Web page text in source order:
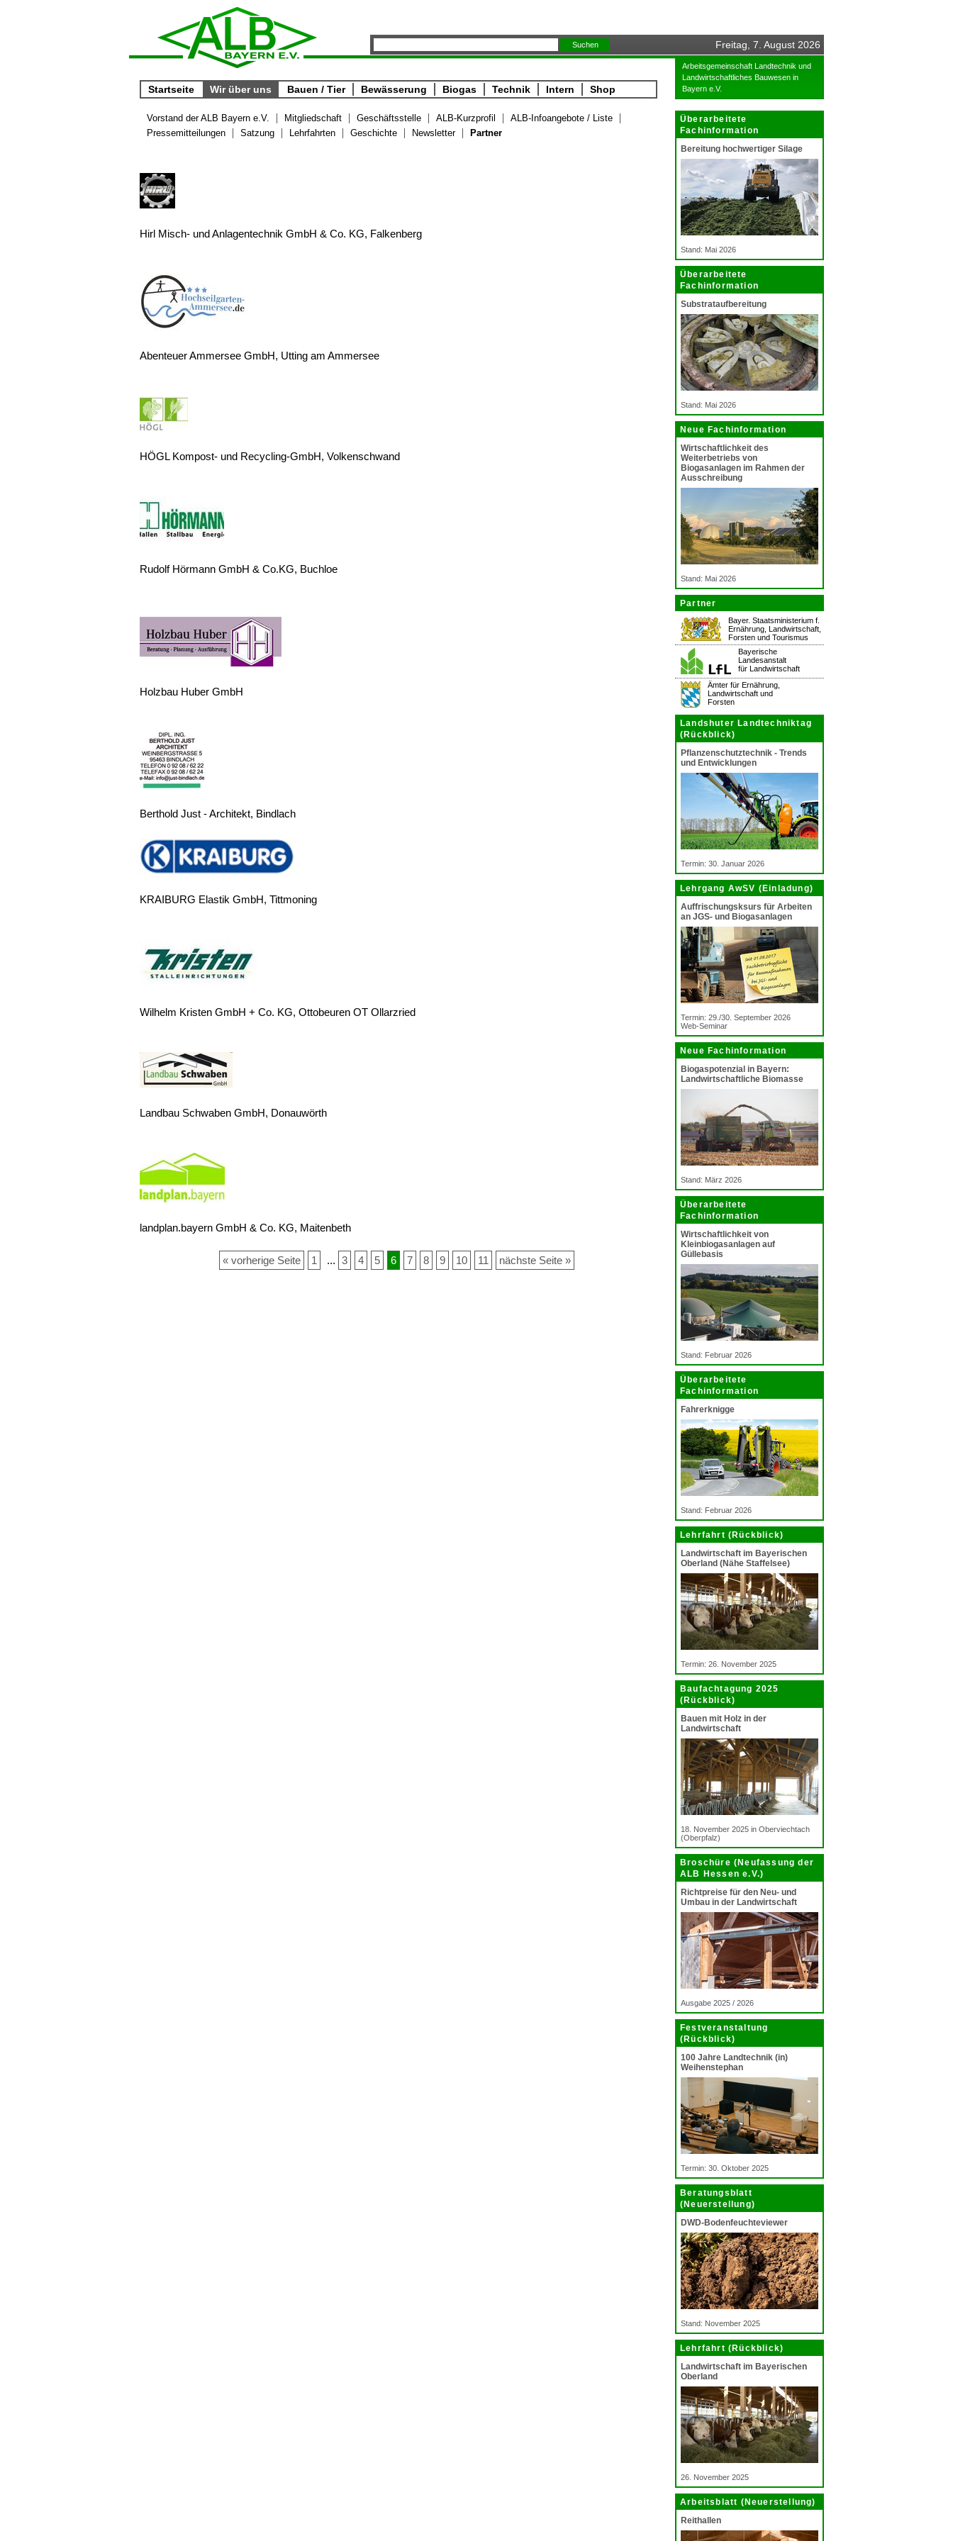
Freitag, 7. August 2026
Startseite Wir über uns Bauen / Tier Bewässerung Biogas Technik Intern Shop
Arbeitsgemeinschaft Landtechnik und
Landwirtschaftliches Bauwesen in
Bayern e.V.
Überarbeitete
Fachinformation
Bereitung hochwertiger Silage
Stand: Mai 2026
Überarbeitete
Fachinformation
Substrataufbereitung
Stand: Mai 2026
Neue Fachinformation
Wirtschaftlichkeit des
Weiterbetriebs von
Biogasanlagen im Rahmen der
Ausschreibung
Stand: Mai 2026
Partner
Bayer. Staatsministerium f.
Ernährung, Landwirtschaft,
Forsten und Tourismus
Bayerische
Landesanstalt
für Landwirtschaft
Ämter für Ernährung,
Landwirtschaft und
Forsten
Landshuter Landtechniktag
(Rückblick)
Pflanzenschutztechnik - Trends
und Entwicklungen
Termin: 30. Januar 2026
Lehrgang AwSV (Einladung)
Auffrischungsksurs für Arbeiten
an JGS- und Biogasanlagen
Termin: 29./30. September 2026
Web-Seminar
Neue Fachinformation
Biogaspotenzial in Bayern:
Landwirtschaftliche Biomasse
Stand: März 2026
Überarbeitete
Fachinformation
Wirtschaftlichkeit von
Kleinbiogasanlagen auf
Güllebasis
Stand: Februar 2026
Überarbeitete
Fachinformation
Fahrerknigge
Stand: Februar 2026
Lehrfahrt (Rückblick)
Landwirtschaft im Bayerischen
Oberland (Nähe Staffelsee)
Termin: 26. November 2025
Baufachtagung 2025
(Rückblick)
Bauen mit Holz in der
Landwirtschaft
18. November 2025 in Oberviechtach
(Oberpfalz)
Broschüre (Neufassung der
ALB Hessen e.V.)
Richtpreise für den Neu- und
Umbau in der Landwirtschaft
Ausgabe 2025 / 2026
Festveranstaltung
(Rückblick)
100 Jahre Landtechnik (in)
Weihenstephan
Termin: 30. Oktober 2025
Beratungsblatt
(Neuerstellung)
DWD-Bodenfeuchteviewer
Stand: November 2025
Lehrfahrt (Rückblick)
Landwirtschaft im Bayerischen
Oberland
26. November 2025
Arbeitsblatt (Neuerstellung)
Reithallen
Vorstand der ALB Bayern e.V. Mitgliedschaft Geschäftsstelle ALB-Kurzprofil
ALB-Infoangebote / Liste
Pressemitteilungen
Satzung Lehrfahrten Geschichte Newsletter Partner
Hirl Misch- und Anlagentechnik GmbH & Co. KG, Falkenberg
Abenteuer Ammersee GmbH, Utting am Ammersee
HÖGL Kompost- und Recycling-GmbH, Volkenschwand
Rudolf Hörmann GmbH & Co.KG, Buchloe
Holzbau Huber GmbH
Berthold Just - Architekt, Bindlach
KRAIBURG Elastik GmbH, Tittmoning
Wilhelm Kristen GmbH + Co. KG, Ottobeuren OT Ollarzried
Landbau Schwaben GmbH, Donauwörth
landplan.bayern GmbH & Co. KG, Maitenbeth
« vorherige Seite 1 ... 3 4 5 6 7 8 9 10 11 nächste Seite »